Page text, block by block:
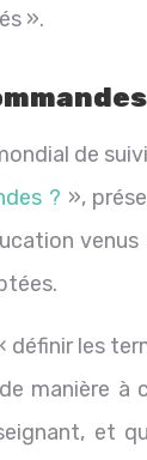
».
de
? »,
définir les
manière à
et